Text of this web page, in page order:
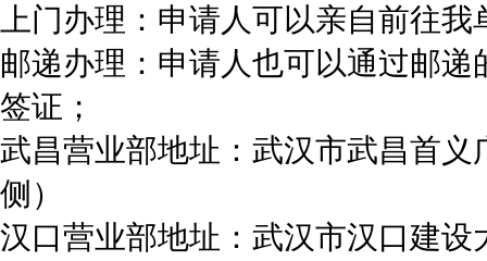
上门办理：申请人可以亲自前往
邮递办理：申请人也可以通过邮
签证；
武昌营业部地址：武汉市武昌首
侧）
汉口营业部地址：武汉市汉口建